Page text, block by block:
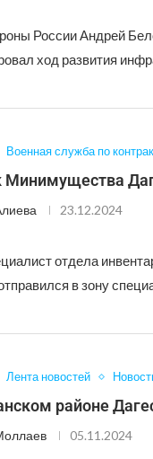
России Андрей
ход развития
Военная служба по
Минимущества
23.12.2024
отдела
в зону
Лента новостей
районе
05.11.2024